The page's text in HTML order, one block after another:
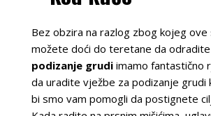
Bez obzira na razlog zbog kojeg ove
možete doći do teretane da odradite
podizanje grudiimamo fantastično
da uradite vježbe za podizanje grudi
bi smo vam pomogli da postignete